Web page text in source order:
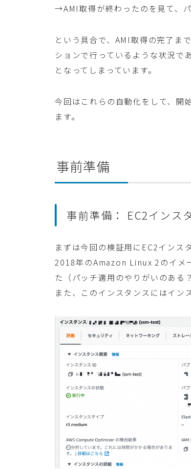
→AMI取得が終わったのを見て、
という具合で、AMI取得の完了ま
ションで行っているような状況で
となってしまっています。
今回はこれらの自動化をして、開
ます。
事前準備
事前準備： EC2インス
まずは今回の検証用にEC2インス
2018年のAmazon Linux 2のイメ
た（パッチ適用のやりがいのある
また、このインスタンスにはイン